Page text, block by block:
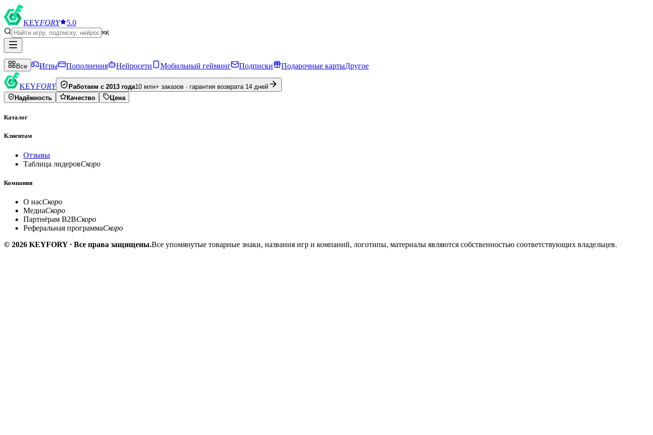
KEYFORY 5.0
⌘K
Все Игры Пополнения Нейросети Мобильный гейминг Подписки Подарочные картыДругое
KEYFORY Работаем с 2013 года10 млн+ заказов · гарантия возврата 14 дней
Надёжность
Качество Цена
Каталог
Клиентам
Отзывы
Таблица лидеровСкоро
Компания
О насСкоро
МедиаСкоро
Партнёрам B2BСкоро
Реферальная программаСкоро
© 2026 KEYFORY · Все права защищены.Все упомянутые товарные знаки, названия игр и компаний, логотипы, материалы являются собственностью соответствующих владельцев.